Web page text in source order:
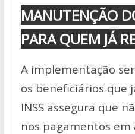
MANUTENÇÃO
PARA QUEM JÁ
A implementação
os beneficiários que
INSS assegura que
nos pagamentos